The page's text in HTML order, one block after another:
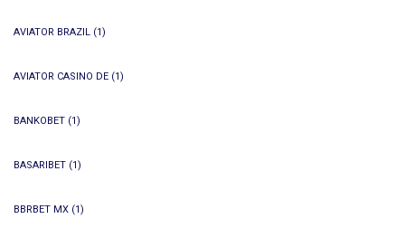
AVIATOR BRAZIL (1)
AVIATOR CASINO DE (1)
BANKOBET (1)
BASARIBET (1)
BBRBET MX (1)